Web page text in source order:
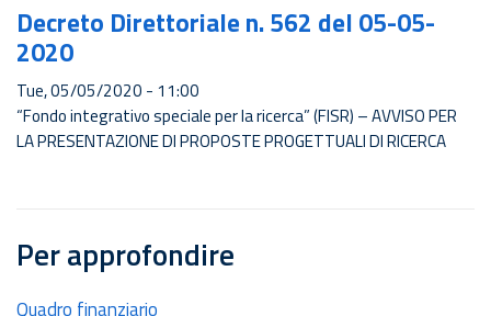
Decreto Direttoriale n. 562 del 05-05-
2020
Tue, 05/05/2020 - 11:00
“Fondo integrativo speciale per la ricerca” (FISR) – AVVISO PER
LA PRESENTAZIONE DI PROPOSTE PROGETTUALI DI RICERCA
Per approfondire
Quadro finanziario